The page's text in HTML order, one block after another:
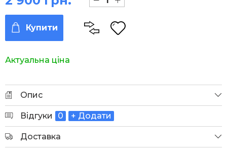
Актуальна ціна
Купити
Опис
Відгуки 0 + Додати
Доставка